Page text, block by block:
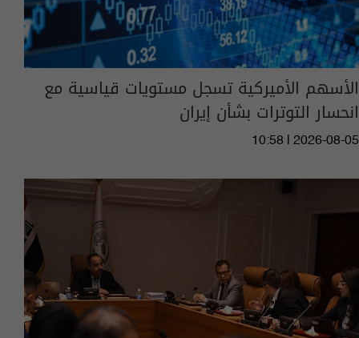
الأسهم الأميركية تسجل مستويات قياسية مع
انحسار التوترات بشأن إيران
10:58 | 2026-08-05